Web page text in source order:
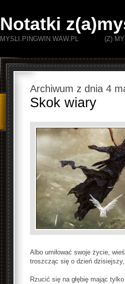
Notatki
MYSLI.PINGWIN.WAW.PL (Z)
Archiwum z dnia 4
Skok wiary
Albo umiłować swoje życie,
troszcząc się o dzień
Rzucić się na głębię mając